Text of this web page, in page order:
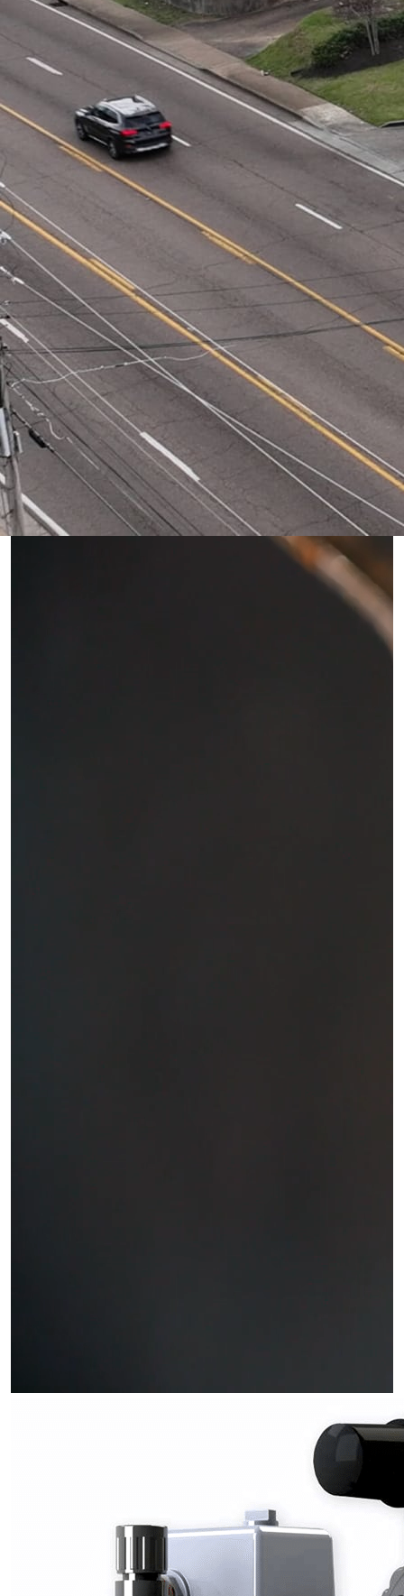
foule des cafés, les enfants et les familles occupées. Jeff,
qui a travaillé chez McDonald's avant de devenir
propriétaire, et son fils Tyler, qui participe activement
aux efforts de développement durable de McDonald's,
font partie de la communauté depuis des années,
faisant de leurs clients leurs voisins. Ce lien profond
avec la communauté rend l'efficacité opérationnelle
encore plus cruciale, car les Gambles s'efforcent de
servir leurs clients locaux rapidement et régulièrement.
Cependant, les restaurants à service rapide sont
confrontés à des défis de plus en plus importants : une
forte demande de boissons, des perturbations de la
chaîne d'approvisionnement et le besoin d'efficacité
pour rester rentable. Cette étude de cas montre
comment la technologie innovante de distribution de
boissons de Gast a transformé les opérations de cette
franchise et a servi de modèle à d'autres.
Découvrez l'innovation